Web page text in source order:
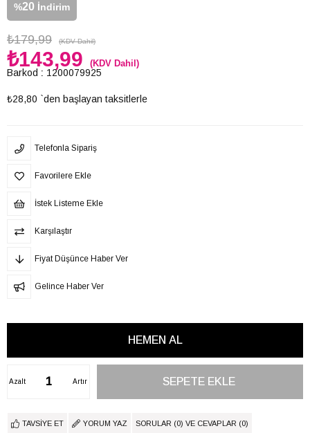
%20 İndirim
₺179,99 (KDV Dahil)
₺143,99 (KDV Dahil)
Barkod : 1200079925
₺28,80 `den başlayan taksitlerle
Telefonla Sipariş
Favorilere Ekle
İstek Listeme Ekle
Karşılaştır
Fiyat Düşünce Haber Ver
Gelince Haber Ver
Artır
Azalt
TAVSIYE ET YORUM YAZ SORULAR (0) VE CEVAPLAR (0)